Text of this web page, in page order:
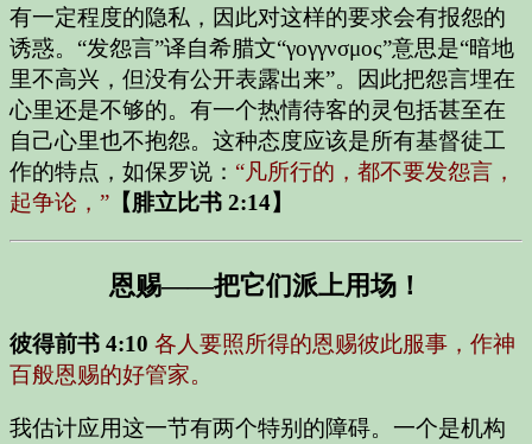
有一定程度的隐私，因此对这样的要求会有报怨的
诱惑。“发怨言”译自希腊文“γογγνσμος”意思是“暗地
里不高兴，但没有公开表露出来”。因此把怨言埋在
心里还是不够的。有一个热情待客的灵包括甚至在
自己心里也不抱怨。这种态度应该是所有基督徒工
作的特点，如保罗说： “凡所行的，都不要发怨言，
起争论，” 【腓立比书 2:14】
恩赐——把它们派上用场！
彼得前书 4:10 各人要照所得的恩赐彼此服事，作神
百般恩赐的好管家。
我估计应用这一节有两个特别的障碍。一个是机构